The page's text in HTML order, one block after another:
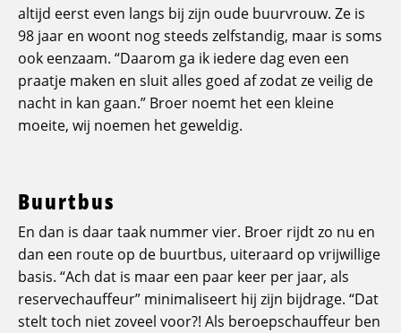
altijd eerst even langs bij zijn oude buurvrouw. Ze is
98 jaar en woont nog steeds zelfstandig, maar is soms
ook eenzaam. “Daarom ga ik iedere dag even een
praatje maken en sluit alles goed af zodat ze veilig de
nacht in kan gaan.” Broer noemt het een kleine
moeite, wij noemen het geweldig.
Buurtbus
En dan is daar taak nummer vier. Broer rijdt zo nu en
dan een route op de buurtbus, uiteraard op vrijwillige
basis. “Ach dat is maar een paar keer per jaar, als
reservechauffeur” minimaliseert hij zijn bijdrage. “Dat
stelt toch niet zoveel voor?! Als beroepschauffeur ben